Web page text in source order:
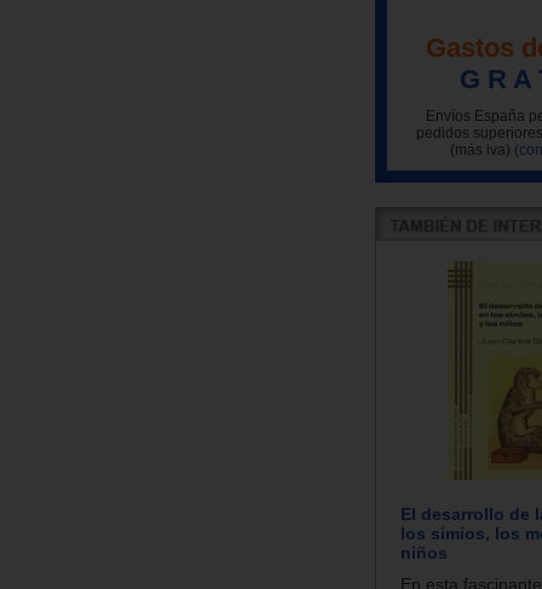
Gastos
G R A
Envíos España
pedidos
(más iva)
El desarrollo de
los simios, los
niños
En esta